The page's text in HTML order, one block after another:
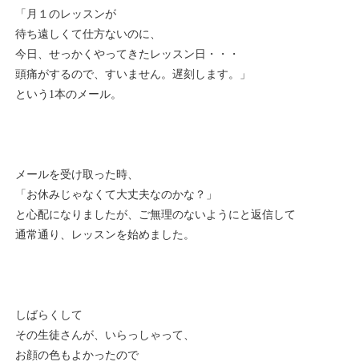
「月１のレッスンが
待ち遠しくて仕方ないのに、
今日、せっかくやってきたレッスン日・・・
頭痛がするので、すいません。遅刻します。」
という1本のメール。
メールを受け取った時、
「お休みじゃなくて大丈夫なのかな？」
と心配になりましたが、ご無理のないようにと返信して
通常通り、レッスンを始めました。
しばらくして
その生徒さんが、いらっしゃって、
お顔の色もよかったので